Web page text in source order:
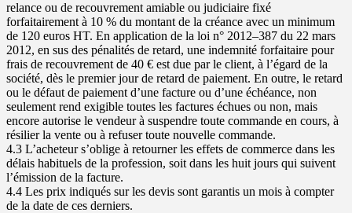
relance ou de recouvrement amiable ou judiciaire fixé
forfaitairement à 10 % du montant de la créance avec un minimum
de 120 euros HT. En application de la loi n° 2012–387 du 22 mars
2012, en sus des pénalités de retard, une indemnité forfaitaire pour
frais de recouvrement de 40 € est due par le client, à l’égard de la
société, dès le premier jour de retard de paiement. En outre, le retard
ou le défaut de paiement d’une facture ou d’une échéance, non
seulement rend exigible toutes les factures échues ou non, mais
encore autorise le vendeur à suspendre toute commande en cours, à
résilier la vente ou à refuser toute nouvelle commande.
4.3 L’acheteur s’oblige à retourner les effets de commerce dans les
délais habituels de la profession, soit dans les huit jours qui suivent
l’émission de la facture.
4.4 Les prix indiqués sur les devis sont garantis un mois à compter
de la date de ces derniers.